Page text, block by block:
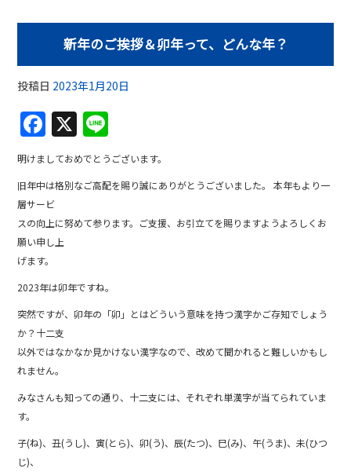
新年のご挨拶＆卯年って、どんな年？
投稿日 2023年1月20日
F
a
c
e
b
o
o
k
X
n
e
明けましておめでとうございます。
旧年中は格別なご高配を賜り誠にありがとうございました。 本年もより一
層サービ
スの向上に努めて参ります。ご支援、お引立てを賜りますようよろしくお
願い申し上
げます。
2023年は卯年ですね。
突然ですが、卯年の「卯」とはどういう意味を持つ漢字かご存知でしょう
か？十二支
以外ではなかなか見かけない漢字なので、改めて聞かれると難しいかもし
れません。
みなさんも知っての通り、十二支には、それぞれ単漢字が当てられていま
す。
子(ね)、丑(うし)、寅(とら)、卯(う)、辰(たつ)、巳(み)、午(うま)、未(ひつ
じ)、